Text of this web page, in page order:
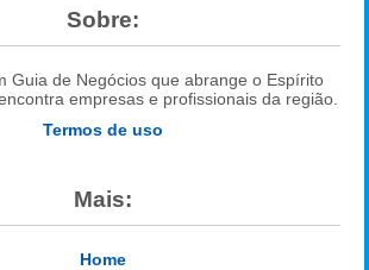
Sobre:
Guia de Negócios que abrange o Espírito
empresas e profissionais da região.
Termos de uso
Mais:
Home